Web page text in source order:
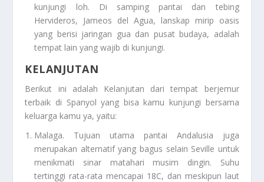
kunjungi loh. Di samping pantai dan tebing
Hervideros, Jameos del Agua, lanskap mirip oasis
yang berisi jaringan gua dan pusat budaya, adalah
tempat lain yang wajib di kunjungi.
KELANJUTAN
Berikut ini adalah Kelanjutan dari tempat berjemur
terbaik di Spanyol yang bisa kamu kunjungi bersama
keluarga kamu ya, yaitu:
Malaga. Tujuan utama pantai Andalusia juga
merupakan alternatif yang bagus selain Seville untuk
menikmati sinar matahari musim dingin. Suhu
tertinggi rata-rata mencapai 18C, dan meskipun laut